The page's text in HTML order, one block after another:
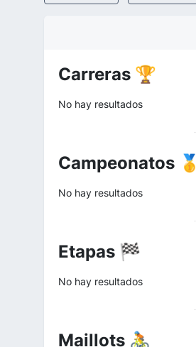
Carreras 🏆
No hay resultados
Campeonatos 🥇
No hay resultados
Etapas 🏁
No hay resultados
Maillots 🚴